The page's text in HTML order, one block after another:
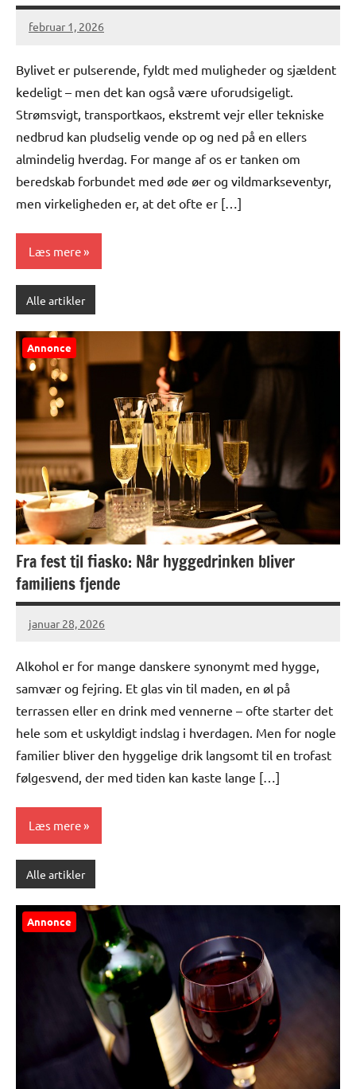
februar 1, 2026
Bylivet er pulserende, fyldt med muligheder og sjældent
kedeligt – men det kan også være uforudsigeligt.
Strømsvigt, transportkaos, ekstremt vejr eller tekniske
nedbrud kan pludselig vende op og ned på en ellers
almindelig hverdag. For mange af os er tanken om
beredskab forbundet med øde øer og vildmarkseventyr,
men virkeligheden er, at det ofte er […]
Læs mere
Alle artikler
Annonce
Fra fest til fiasko: Når hyggedrinken bliver
familiens fjende
januar 28, 2026
Alkohol er for mange danskere synonymt med hygge,
samvær og fejring. Et glas vin til maden, en øl på
terrassen eller en drink med vennerne – ofte starter det
hele som et uskyldigt indslag i hverdagen. Men for nogle
familier bliver den hyggelige drik langsomt til en trofast
følgesvend, der med tiden kan kaste lange […]
Læs mere
Alle artikler
Annonce